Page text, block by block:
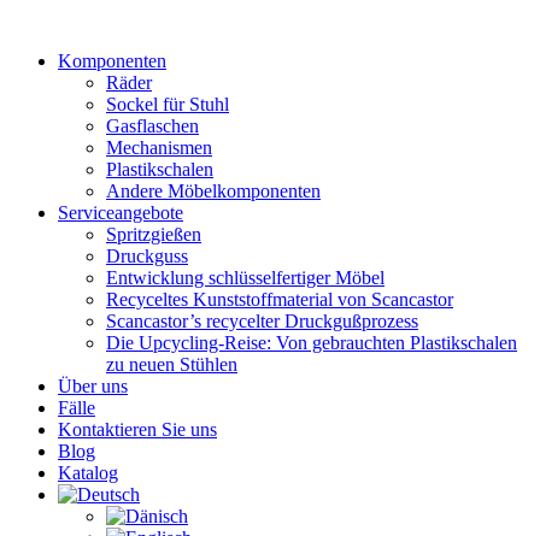
wechselnKomponenten
Räder
Sockel für Stuhl
Gasflaschen
Mechanismen
Plastikschalen
Andere Möbelkomponenten
Serviceangebote
Spritzgießen
Druckguss
Entwicklung schlüsselfertiger Möbel
Recyceltes Kunststoffmaterial von Scancastor
Scancastor’s recycelter Druckgußprozess
Die Upcycling-Reise: Von gebrauchten Plastikschalen
zu neuen Stühlen
Über uns
Fälle
Kontaktieren Sie uns
Blog
Katalog